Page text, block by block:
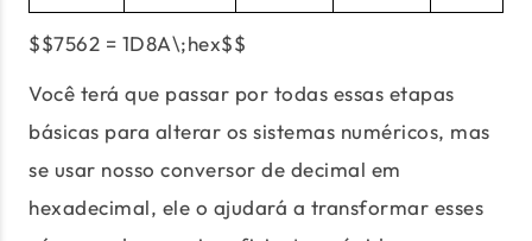
$$7562 = 1D8A\;hex$$
Você terá que passar por todas essas etapas
básicas para alterar os sistemas numéricos, mas
se usar nosso conversor de decimal em
hexadecimal, ele o ajudará a transformar esses